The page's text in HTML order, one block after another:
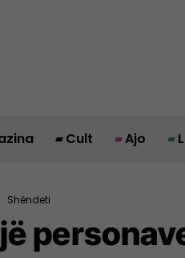
Cult Ajo
Shëndeti